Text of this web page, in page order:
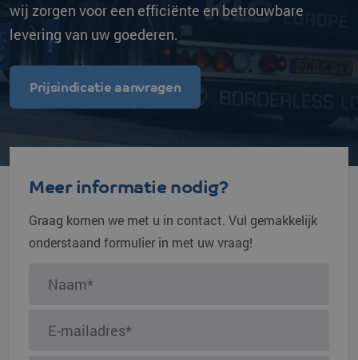
wij zorgen voor een efficiënte en betrouwbare
levering van uw goederen.
Prijsindicatie aanvragen
Meer informatie nodig?
Graag komen we met u in contact. Vul gemakkelijk
onderstaand formulier in met uw vraag!